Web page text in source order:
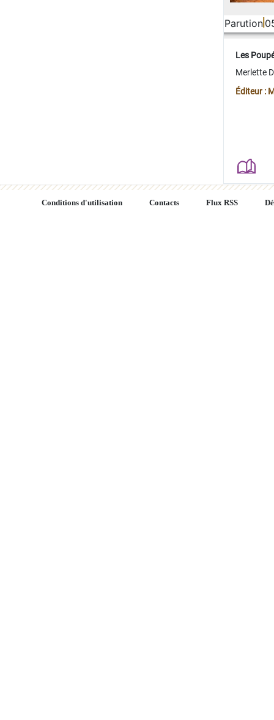
Parution
Les
Merlette
Éditeur :
Conditions d'utilisation Contacts Flux RSS